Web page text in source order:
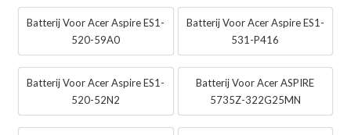
Batterij Voor Acer Aspire ES1-
520-59A0
Batterij Voor Acer Aspire ES1-
531-P416
Batterij Voor Acer Aspire ES1-
520-52N2
Batterij Voor Acer ASPIRE
5735Z-322G25MN